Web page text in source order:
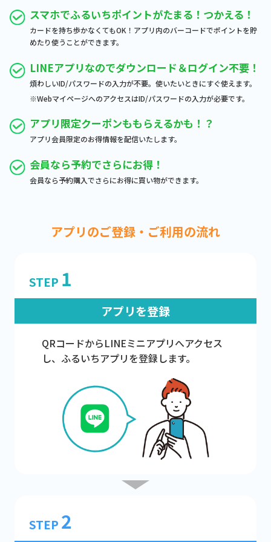
スマホでふるいちポイントがたまる！つかえる！
カードを持ち歩かなくてもOK！アプリ内のバーコードでポイントを貯
めたり使うことができます。
LINEアプリなのでダウンロード＆ログイン不要！
煩わしいID/パスワードの入力が不要。使いたいときにすぐ使えます。
※WebマイページへのアクセスはID/パスワードの入力が必要です。
アプリ限定クーポンももらえるかも！？
アプリ会員限定のお得情報を配信いたします。
会員なら予約でさらにお得！
会員なら予約購入でさらにお得に買い物ができます。
アプリのご登録・ご利用の流れ
STEP 1
アプリを登録
QRコードからLINEミニアプリへアクセス
し、ふるいちアプリを登録します。
STEP 2